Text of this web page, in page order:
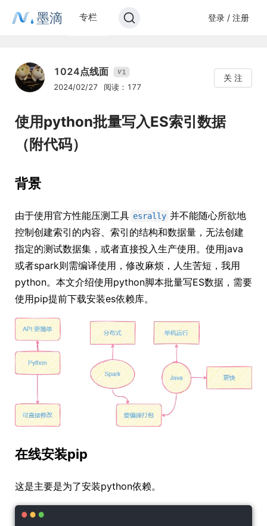
墨滴 专栏 登录 / 注册
1024点线面 V1
2024/02/27 阅读：177
关 注
使用python批量写入ES索引数据
（附代码）
背景
由于使用官方性能压测工具 esrally 并不能随心所欲地
控制创建索引的内容、索引的结构和数据量，无法创建
指定的测试数据集，或者直接投入生产使用。使用java
或者spark则需编译使用，修改麻烦，人生苦短，我用
python。本文介绍使用python脚本批量写ES数据，需要
使用pip提前下载安装es依赖库。
在线安装pip
这是主要是为了安装python依赖。